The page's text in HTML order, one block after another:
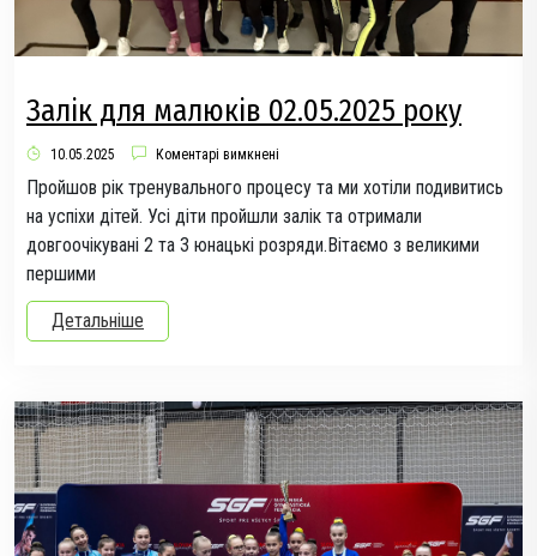
Залік для малюків 02.05.2025 року
10.05.2025 Коментарі вимкнені
Пройшов рік тренувального процесу та ми хотіли подивитись
на успіхи дітей. Усі діти пройшли залік та отримали
довгоочікувані 2 та 3 юнацькі розряди.Вітаємо з великими
першими
Детальніше